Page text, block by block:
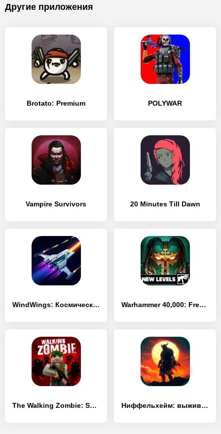
Другие приложения
Brotato: Premium POLYWAR
Vampire Survivors 20 Minutes Till Dawn
WindWings: Космический шутер Warhammer 40,000: Freeblade
The Walking Zombie: Shooter Ниффельхейм: выживание викинга